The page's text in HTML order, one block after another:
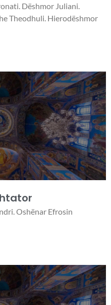
Dëshmor Juliani.
Theodhuli. Hierodëshmor
Oshënar Efrosin